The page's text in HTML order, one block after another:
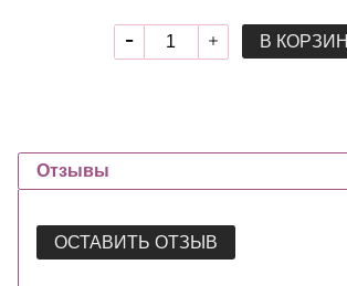
В
Отзывы
ОСТАВИТЬ ОТЗЫВ